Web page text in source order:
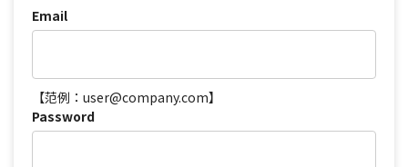
Email
【范例：user@company.com】
Password